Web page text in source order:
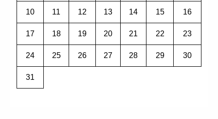
10 11 12 13 14 15 16
17 18 19 20 21 22 23
24 25 26 27 28 29 30
31